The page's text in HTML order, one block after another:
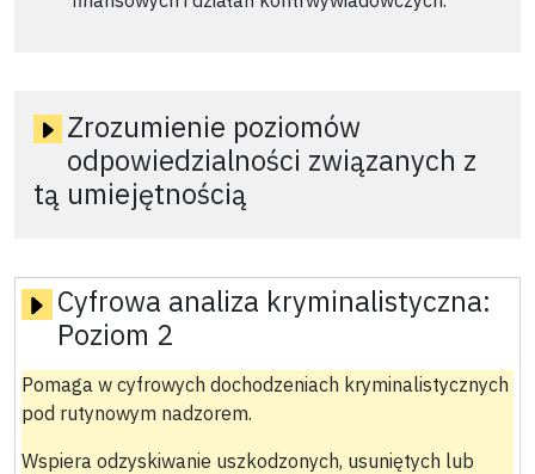
Zrozumienie poziomów
odpowiedzialności związanych z
tą umiejętnością
Cyfrowa analiza kryminalistyczna:
Poziom 2
Pomaga w cyfrowych dochodzeniach kryminalistycznych
pod rutynowym nadzorem.
Wspiera odzyskiwanie uszkodzonych, usuniętych lub